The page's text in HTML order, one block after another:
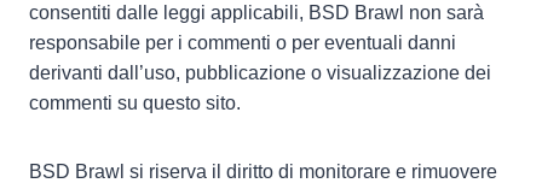
consentiti dalle leggi applicabili, BSD Brawl non sarà
responsabile per i commenti o per eventuali danni
derivanti dall’uso, pubblicazione o visualizzazione dei
commenti su questo sito.
BSD Brawl si riserva il diritto di monitorare e rimuovere